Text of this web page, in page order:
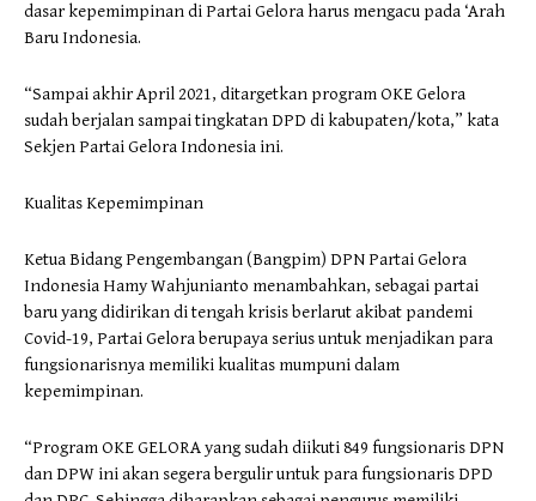
dasar kepemimpinan di Partai Gelora harus mengacu pada ‘Arah
Baru Indonesia.
“Sampai akhir April 2021, ditargetkan program OKE Gelora
sudah berjalan sampai tingkatan DPD di kabupaten/kota,” kata
Sekjen Partai Gelora Indonesia ini.
Kualitas Kepemimpinan
Ketua Bidang Pengembangan (Bangpim) DPN Partai Gelora
Indonesia Hamy Wahjunianto menambahkan, sebagai partai
baru yang didirikan di tengah krisis berlarut akibat pandemi
Covid-19, Partai Gelora berupaya serius untuk menjadikan para
fungsionarisnya memiliki kualitas mumpuni dalam
kepemimpinan.
“Program OKE GELORA yang sudah diikuti 849 fungsionaris DPN
dan DPW ini akan segera bergulir untuk para fungsionaris DPD